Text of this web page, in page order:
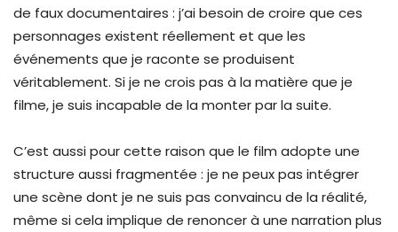
de faux documentaires : j’ai besoin de croire que ces
personnages existent réellement et que les
événements que je raconte se produisent
véritablement. Si je ne crois pas à la matière que je
filme, je suis incapable de la monter par la suite.
C’est aussi pour cette raison que le film adopte une
structure aussi fragmentée : je ne peux pas intégrer
une scène dont je ne suis pas convaincu de la réalité,
même si cela implique de renoncer à une narration plus